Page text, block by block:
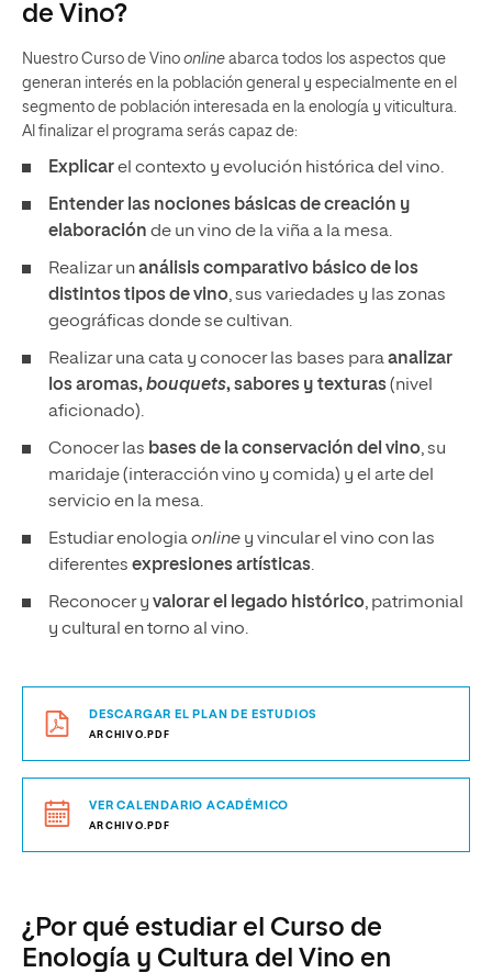
de Vino?
Nuestro Curso de Vino online abarca todos los aspectos que
generan interés en la población general y especialmente en el
segmento de población interesada en la enología y viticultura.
Al finalizar el programa serás capaz de:
Explicarel contexto y evolución histórica del vino.
Entender las nociones básicas de creación y
elaboración de un vino de la viña a la mesa.
Realizar unanálisis comparativo básico de los
distintos tipos de vino, sus variedades y las zonas
geográficas donde se cultivan.
Realizar una cata y conocer las bases paraanalizar
los aromas,bouquets, sabores y texturas(nivel
aficionado).
Conocer las bases de la conservación del vino, su
maridaje (interacción vino y comida) y el arte del
servicio en la mesa.
Estudiar enologiaonline y vincular el vino con las
diferentes expresiones artísticas.
Reconocer y valorar el legado histórico, patrimonial
y cultural en torno al vino.
DESCARGAR EL PLAN DE ESTUDIOS
ARCHIVO.PDF
VER CALENDARIO ACADÉMICO
ARCHIVO.PDF
¿Por qué estudiar el Curso de
Enología y Cultura del Vino en